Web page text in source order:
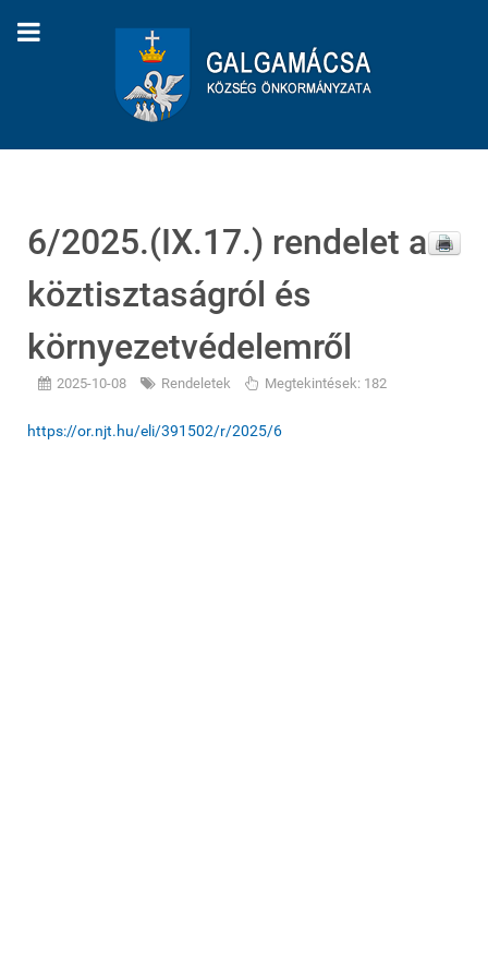
6/2025.(IX.17.) rendelet a
köztisztaságról és
környezetvédelemről
2025-10-08 Rendeletek Megtekintések: 182
https://or.njt.hu/eli/391502/r/2025/6